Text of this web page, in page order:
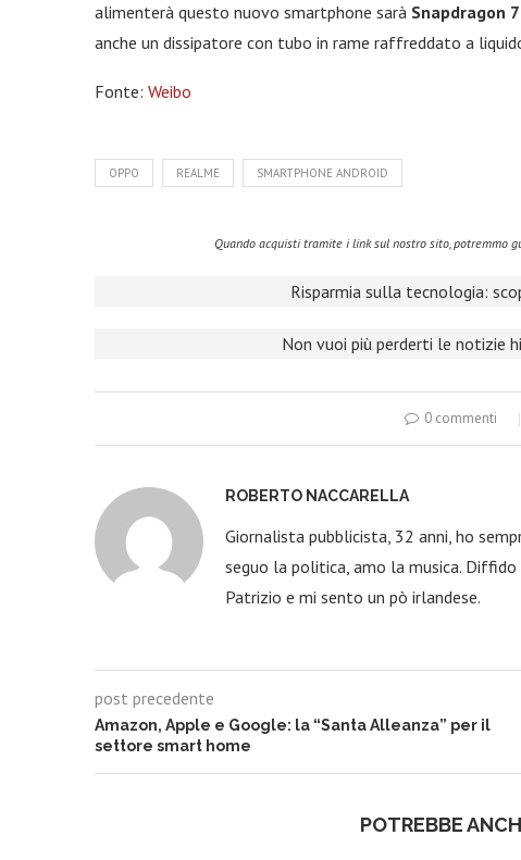
alimenterà questo nuovo smartphone sarà Snapdragon
anche un dissipatore con tubo in rame raffreddato a
Fonte: Weibo
OPPO REALME SMARTPHONE ANDROID
Quando acquisti tramite i link sul nostro sito, potremmo
Risparmia sulla tecnologia:
Non vuoi più perderti le notizie
0 commenti
ROBERTO NACCARELLA
Giornalista pubblicista, 32 anni, ho
seguo la politica, amo la musica.
Patrizio e mi sento un pò irlandese.
post precedente
Amazon, Apple e Google: la “Santa Alleanza” per il
settore smart home
POTREBBE